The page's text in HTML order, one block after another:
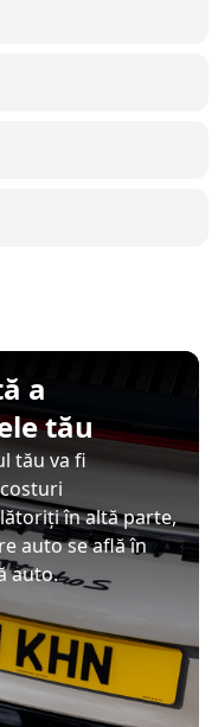
a
tău
tău va fi
în altă parte,
auto se află în
auto.